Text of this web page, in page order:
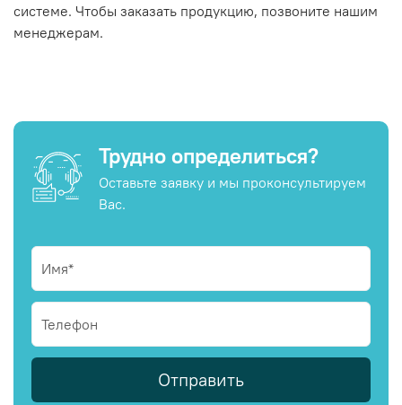
системе. Чтобы заказать продукцию, позвоните нашим
менеджерам.
Трудно определиться?
Оставьте заявку и мы проконсультируем
Вас.
Отправить